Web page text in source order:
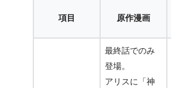
項目 原作漫画
最終話でのみ
登場。
アリスに
「神